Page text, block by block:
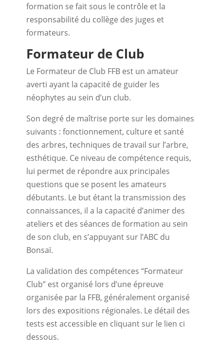
formation se fait sous le contrôle et la
responsabilité du collège des juges et
formateurs.
Formateur de Club
Le Formateur de Club FFB est un amateur
averti ayant la capacité de guider les
néophytes au sein d’un club.
Son degré de maîtrise porte sur les domaines
suivants : fonctionnement, culture et santé
des arbres, techniques de travail sur l’arbre,
esthétique. Ce niveau de compétence requis,
lui permet de répondre aux principales
questions que se posent les amateurs
débutants. Le but étant la transmission des
connaissances, il a la capacité d’animer des
ateliers et des séances de formation au sein
de son club, en s’appuyant sur l’ABC du
Bonsaï.
La validation des compétences “Formateur
Club” est organisé lors d’une épreuve
organisée par la FFB, généralement organisé
lors des expositions régionales. Le détail des
tests est accessible en cliquant sur le lien ci
dessous.